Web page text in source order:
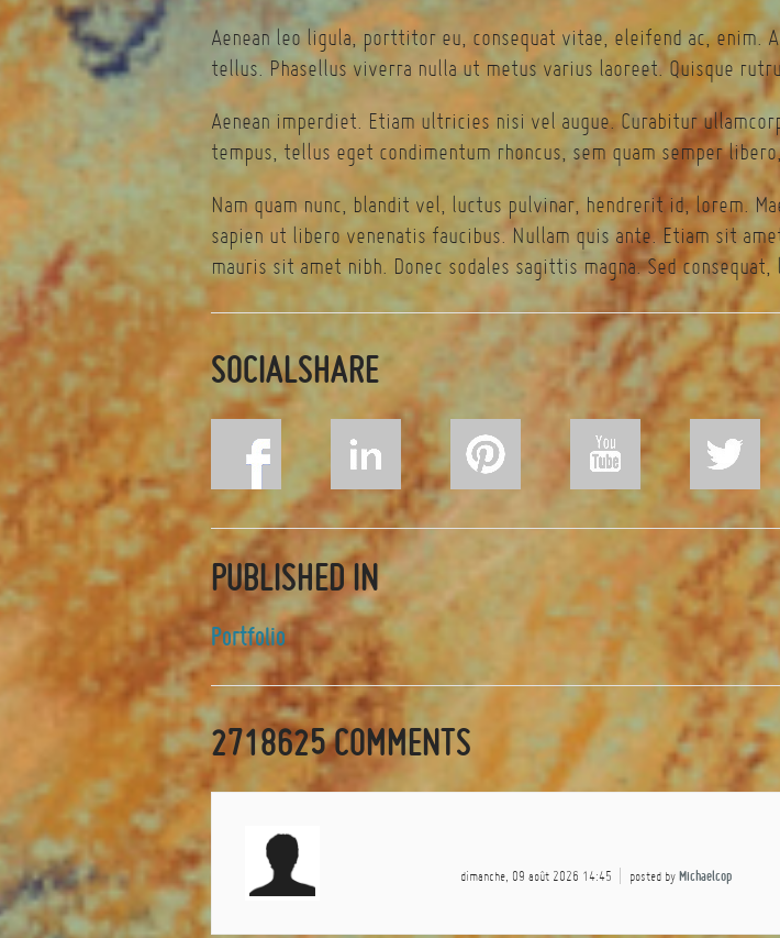
Aenean leo ligula, porttitor eu, consequat vitae, eleifend ac, enim.
tellus. Phasellus viverra nulla ut metus varius laoreet. Quisque
Aenean imperdiet. Etiam ultricies nisi vel augue. Curabitur
tempus, tellus eget condimentum rhoncus, sem quam semper
Nam quam nunc, blandit vel, luctus pulvinar, hendrerit id, lorem.
sapien ut libero venenatis faucibus. Nullam quis ante. Etiam sit
mauris sit amet nibh. Donec sodales sagittis magna. Sed
SOCIALSHARE
PUBLISHED IN
Portfolio
2718625COMMENTS
dimanche, 09 août 2026 14:45 posted by Michaelcop